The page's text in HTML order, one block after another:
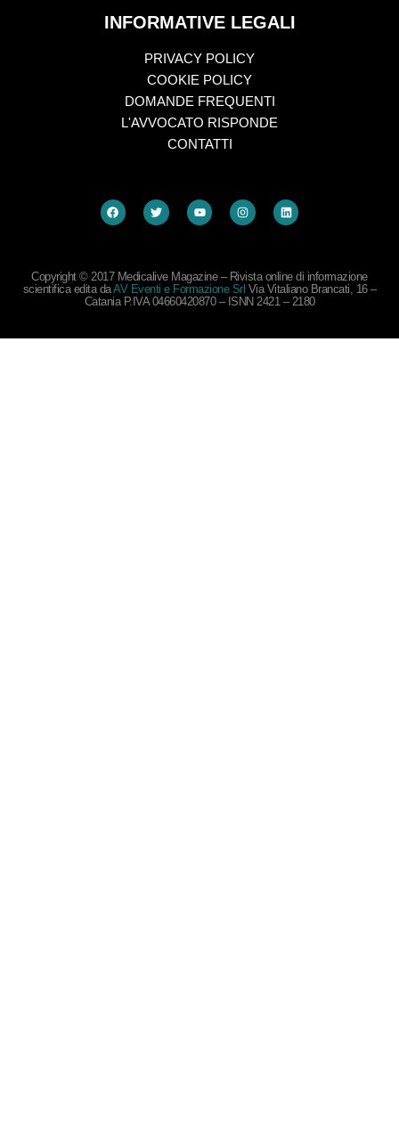
INFORMATIVE LEGALI
PRIVACY POLICY
COOKIE POLICY
DOMANDE FREQUENTI
L'AVVOCATO RISPONDE
CONTATTI
Copyright © 2017 Medicalive Magazine – Rivista online di informazione
scientifica edita daAV Eventi e Formazione Srl Via Vitaliano Brancati, 16 –
Catania P.IVA 04660420870 – ISNN 2421 – 2180